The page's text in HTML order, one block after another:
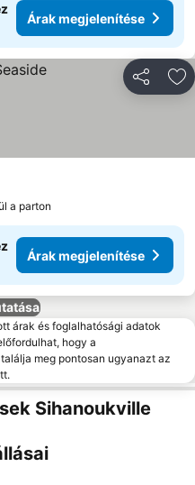
Árak megjelenítése
a parton
Árak megjelenítése
árak és foglalhatósági adatok
hogy a
meg pontosan ugyanazt az
Sihanoukville